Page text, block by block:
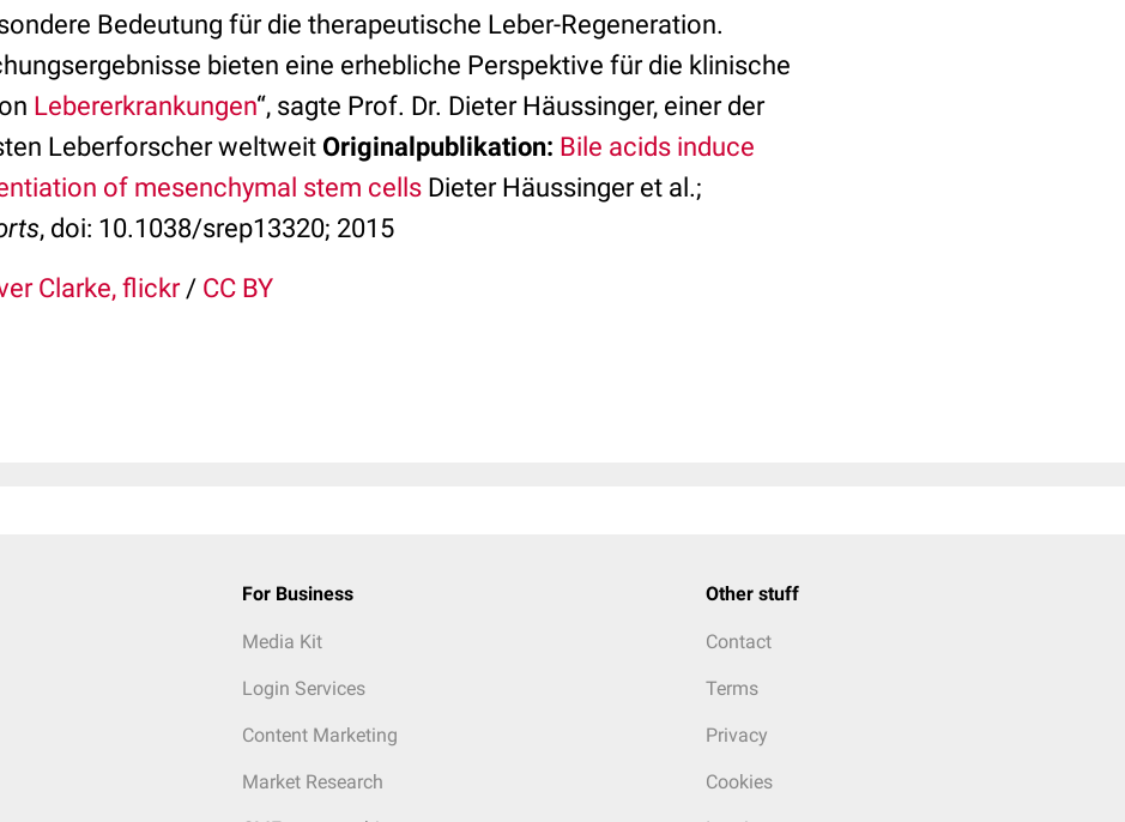
Bedeutung für die therapeutische Leber-Regeneration.
bieten eine erhebliche Perspektive für die klinische
Lebererkrankungen“, sagte Prof. Dr. Dieter Häussinger, einer der
Leberforscher weltweit Originalpublikation: Bile acids induce
of mesenchymal stem cells Dieter Häussinger et al.;
, doi: 10.1038/srep13320; 2015
Clarke, flickr/ CC BY
For Business
Media Kit
Login Services
Content Marketing
Market Research
Other stuff
Contact
Terms
Privacy
Cookies